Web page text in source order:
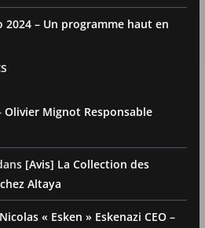
2024 – Un programme haut en
Olivier Mignot Responsable
[Avis] La Collection des
Altaya
« Esken » Eskenazi CEO –